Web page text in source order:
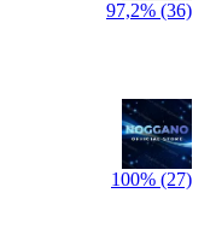
97,2% (36)
100% (27)